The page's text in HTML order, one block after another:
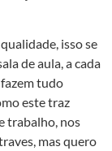
isso se
de aula, a cada
tudo
este traz
trabalho, nos
mas quero